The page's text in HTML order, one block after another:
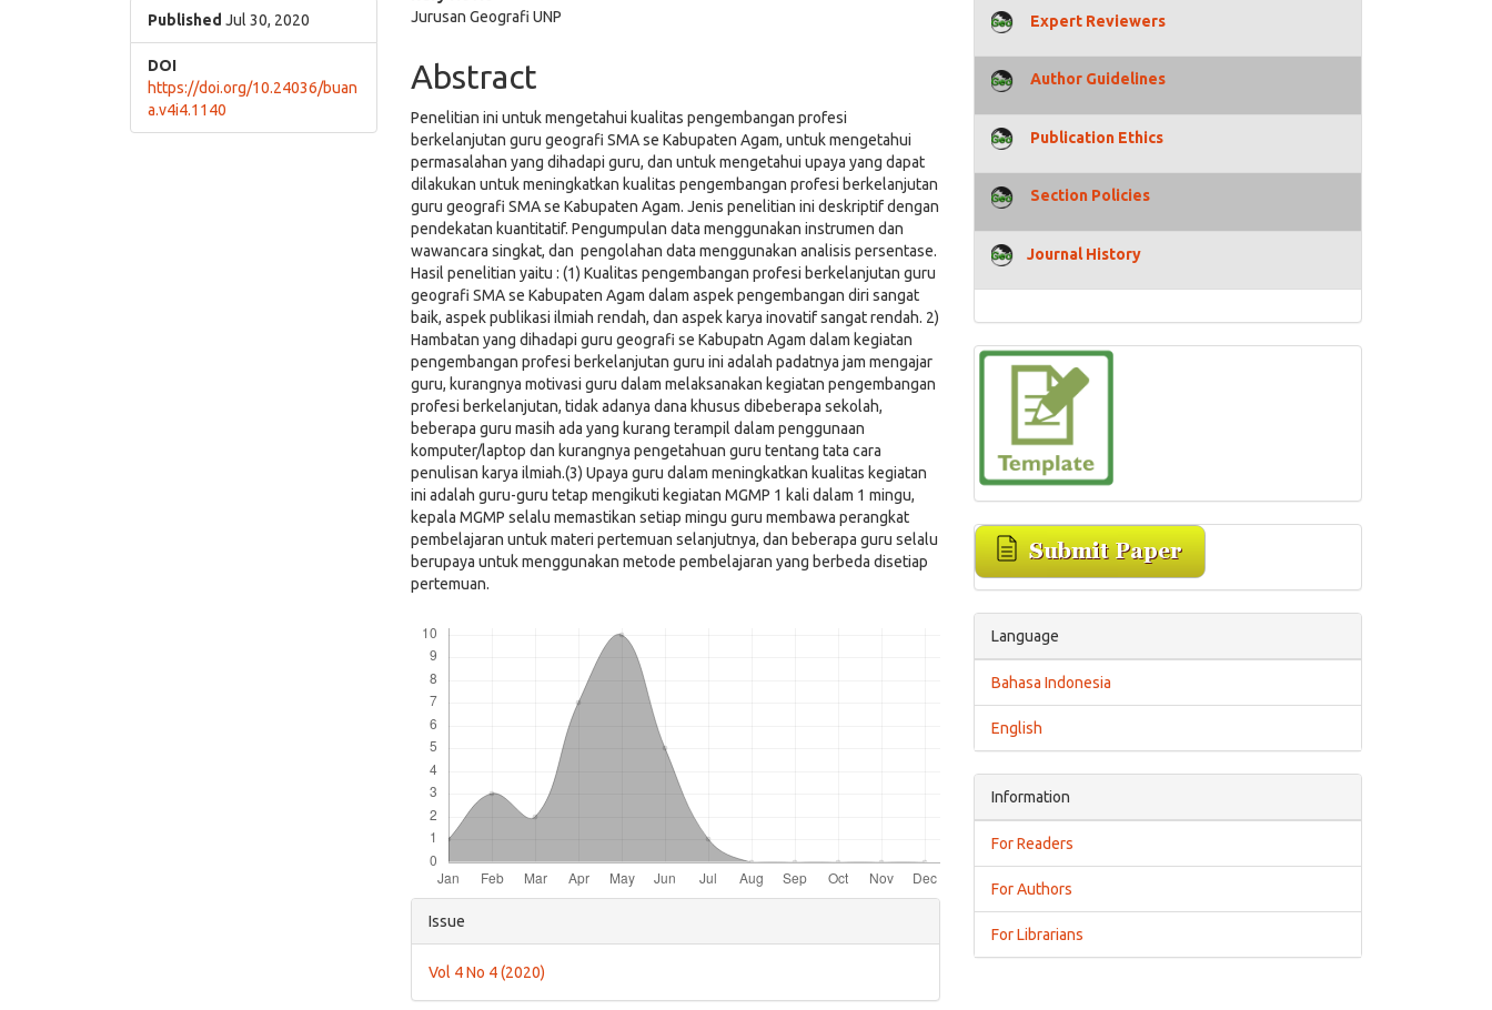
Published Jul 30, 2020
DOI
https://doi.org/10.24036/buan
a.v4i4.1140
Content
Jurusan Geografi UNP
Abstract
Penelitian ini untuk mengetahui kualitas pengembangan profesi
berkelanjutan guru geografi SMA se Kabupaten Agam, untuk mengetahui
permasalahan yang dihadapi guru, dan untuk mengetahui upaya yang dapat
dilakukan untuk meningkatkan kualitas pengembangan profesi berkelanjutan
guru geografi SMA se Kabupaten Agam. Jenis penelitian ini deskriptif dengan
pendekatan kuantitatif. Pengumpulan data menggunakan instrumen dan
wawancara singkat, dan pengolahan data menggunakan analisis persentase.
Hasil penelitian yaitu : (1) Kualitas pengembangan profesi berkelanjutan guru
geografi SMA se Kabupaten Agam dalam aspek pengembangan diri sangat
baik, aspek publikasi ilmiah rendah, dan aspek karya inovatif sangat rendah. 2)
Hambatan yang dihadapi guru geografi se Kabupatn Agam dalam kegiatan
pengembangan profesi berkelanjutan guru ini adalah padatnya jam mengajar
guru, kurangnya motivasi guru dalam melaksanakan kegiatan pengembangan
profesi berkelanjutan, tidak adanya dana khusus dibeberapa sekolah,
beberapa guru masih ada yang kurang terampil dalam penggunaan
komputer/laptop dan kurangnya pengetahuan guru tentang tata cara
penulisan karya ilmiah.(3) Upaya guru dalam meningkatkan kualitas kegiatan
ini adalah guru-guru tetap mengikuti kegiatan MGMP 1 kali dalam 1 mingu,
kepala MGMP selalu memastikan setiap mingu guru membawa perangkat
pembelajaran untuk materi pertemuan selanjutnya, dan beberapa guru selalu
berupaya untuk menggunakan metode pembelajaran yang berbeda disetiap
pertemuan.
Article
Details
Issue
Vol 4 No 4 (2020)
Expert Reviewers
Author Guidelines
Publication Ethics
Section Policies
Journal History
Language
Bahasa Indonesia
English
Information
For Readers
For Authors
For Librarians